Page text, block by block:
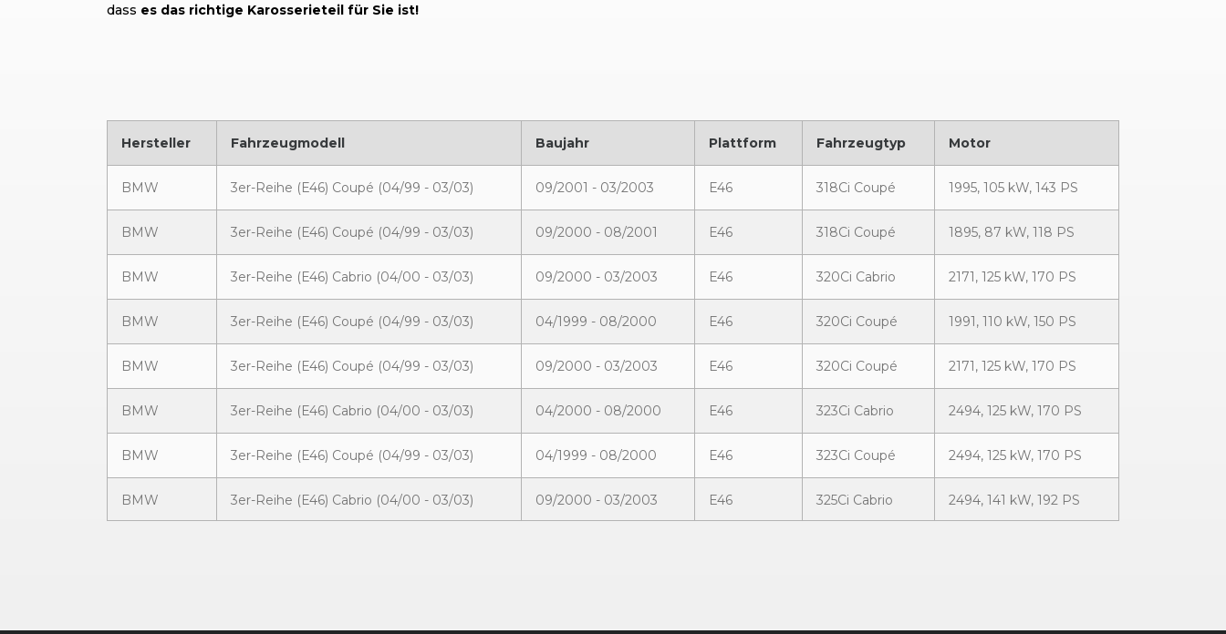
dass es das richtige Karosserieteil für Sie ist!
Hersteller Fahrzeugmodell Baujahr Plattform Fahrzeugtyp Motor
BMW 3er-Reihe (E46) Coupé (04/99 - 03/03) 09/2001 - 03/2003 E46 318Ci Coupé 1995, 105 kW, 143 PS
BMW 3er-Reihe (E46) Coupé (04/99 - 03/03) 09/2000 - 08/2001 E46 318Ci Coupé 1895, 87 kW, 118 PS
BMW 3er-Reihe (E46) Cabrio (04/00 - 03/03) 09/2000 - 03/2003 E46 320Ci Cabrio 2171, 125 kW, 170 PS
BMW 3er-Reihe (E46) Coupé (04/99 - 03/03) 04/1999 - 08/2000 E46 320Ci Coupé 1991, 110 kW, 150 PS
BMW 3er-Reihe (E46) Coupé (04/99 - 03/03) 09/2000 - 03/2003 E46 320Ci Coupé 2171, 125 kW, 170 PS
BMW 3er-Reihe (E46) Cabrio (04/00 - 03/03) 04/2000 - 08/2000 E46 323Ci Cabrio 2494, 125 kW, 170 PS
BMW 3er-Reihe (E46) Coupé (04/99 - 03/03) 04/1999 - 08/2000 E46 323Ci Coupé 2494, 125 kW, 170 PS
BMW 3er-Reihe (E46) Cabrio (04/00 - 03/03) 09/2000 - 03/2003 E46 325Ci Cabrio 2494, 141 kW, 192 PS